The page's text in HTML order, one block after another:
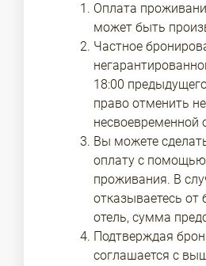
Оплата
может быть
Частное
18:00
право отменить
несвоевременной
Вы можете
оплату с помощью
проживания. В
отказываетесь
отель, сумма
Подтверждая
соглашается с